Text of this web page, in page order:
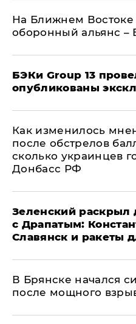
На Ближнем
оборонный альянс –
​БЭКи Group 13
опубликованы
Как изменилось
после обстрелов
сколько украинцев
Донбасс РФ
​Зеленский раскрыл
с Драпатым:
Славянск и ракеты
В Брянске начался
после мощного